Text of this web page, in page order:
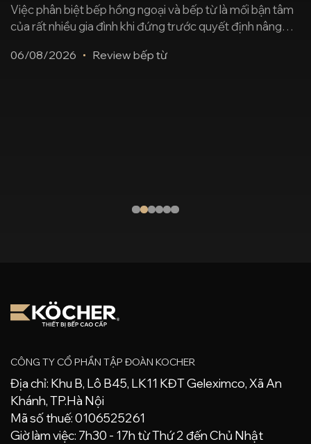
Việc phân biệt bếp hồng ngoại và bếp từ là mối bận tâm
của rất nhiều gia đình khi đứng trước quyết định nâng
trọng và mặt kính sáng bóng, hai dòng bếp này lại hoạt
06/08/2026 Review bếp từ
CÔNG TY CỔ PHẦN TẬP ĐOÀN KOCHER
Địa chỉ: Khu B, Lô B45, LK11 KĐT Geleximco, Xã An
Khánh, TP.Hà Nội
Mã số thuế: 0106525261
Giờ làm việc: 7h30 - 17h từ Thứ 2 đến Chủ Nhật